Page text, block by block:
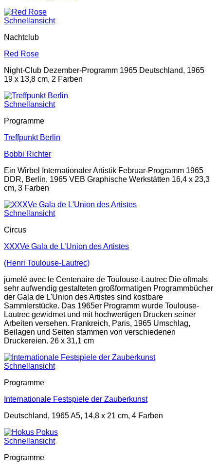
Schnellansicht
Nachtclub
Red Rose
Night-Club Dezember-Programm 1965 Deutschland, 1965
19 x 13,8 cm, 2 Farben
Schnellansicht
Programme
Treffpunkt Berlin
Bobbi Richter
Ein Wirbel Internationaler Artistik Februar-Programm 1965
DDR, Berlin, 1965 VEB Graphische Werkstätten 16,4 x 23,3
cm, 3 Farben
Schnellansicht
Circus
XXXVe Gala de L’Union des Artistes
(Henri Toulouse-Lautrec)
jumelé avec le Centenaire de Toulouse-Lautrec Die oftmals
sehr aufwendig gestalteten großformatigen Programmbücher
der Gala de L'Union des Artistes sind kostbare
Sammlerstücke. Das 1965er Programm wurde Toulouse-
Lautrec gewidmet und mit hochwertigen Drucken seiner
Arbeiten versehen. Frankreich, Paris, 1965 Umschlag,
Beilagen und Seiten stammen von verschiedenen
Druckereien. 26 x 31,1 cm
Schnellansicht
Programme
Internationale Festspiele der Zauberkunst
Deutschland, 1965 A5, 14,8 x 21 cm, 4 Farben
Schnellansicht
Programme